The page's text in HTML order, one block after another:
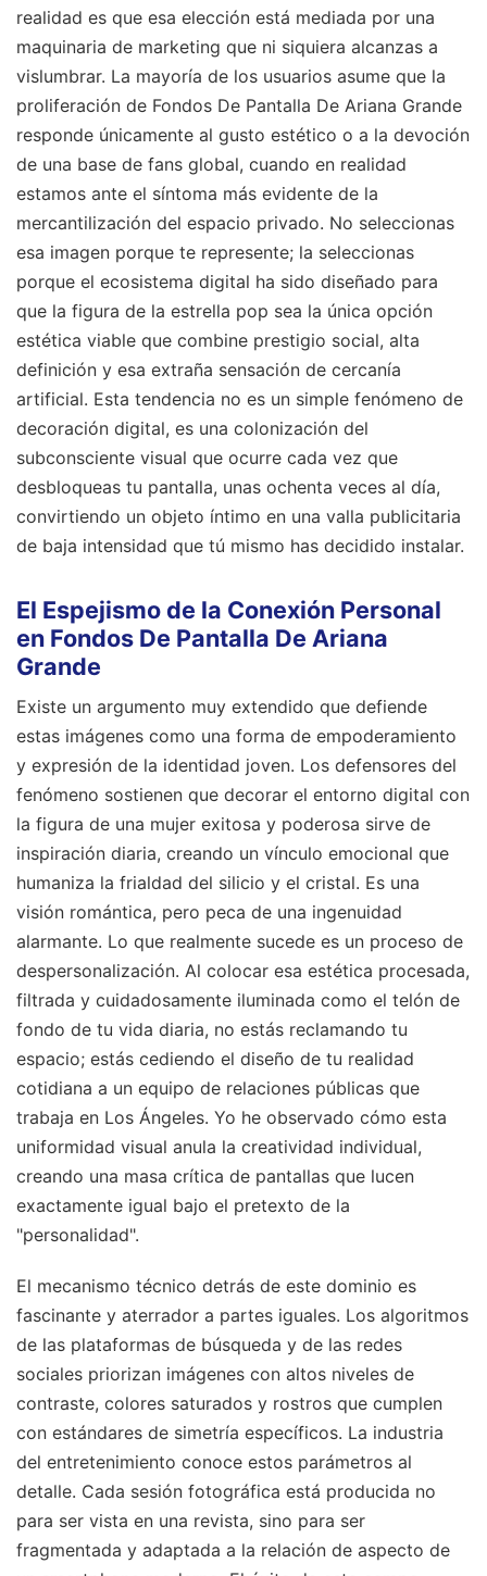
realidad es que esa elección está mediada por una
maquinaria de marketing que ni siquiera alcanzas a
vislumbrar. La mayoría de los usuarios asume que la
proliferación de Fondos De Pantalla De Ariana Grande
responde únicamente al gusto estético o a la devoción
de una base de fans global, cuando en realidad
estamos ante el síntoma más evidente de la
mercantilización del espacio privado. No seleccionas
esa imagen porque te represente; la seleccionas
porque el ecosistema digital ha sido diseñado para
que la figura de la estrella pop sea la única opción
estética viable que combine prestigio social, alta
definición y esa extraña sensación de cercanía
artificial. Esta tendencia no es un simple fenómeno de
decoración digital, es una colonización del
subconsciente visual que ocurre cada vez que
desbloqueas tu pantalla, unas ochenta veces al día,
convirtiendo un objeto íntimo en una valla publicitaria
de baja intensidad que tú mismo has decidido instalar.
El Espejismo de la Conexión Personal
en Fondos De Pantalla De Ariana
Grande
Existe un argumento muy extendido que defiende
estas imágenes como una forma de empoderamiento
y expresión de la identidad joven. Los defensores del
fenómeno sostienen que decorar el entorno digital con
la figura de una mujer exitosa y poderosa sirve de
inspiración diaria, creando un vínculo emocional que
humaniza la frialdad del silicio y el cristal. Es una
visión romántica, pero peca de una ingenuidad
alarmante. Lo que realmente sucede es un proceso de
despersonalización. Al colocar esa estética procesada,
filtrada y cuidadosamente iluminada como el telón de
fondo de tu vida diaria, no estás reclamando tu
espacio; estás cediendo el diseño de tu realidad
cotidiana a un equipo de relaciones públicas que
trabaja en Los Ángeles. Yo he observado cómo esta
uniformidad visual anula la creatividad individual,
creando una masa crítica de pantallas que lucen
exactamente igual bajo el pretexto de la
"personalidad".
El mecanismo técnico detrás de este dominio es
fascinante y aterrador a partes iguales. Los algoritmos
de las plataformas de búsqueda y de las redes
sociales priorizan imágenes con altos niveles de
contraste, colores saturados y rostros que cumplen
con estándares de simetría específicos. La industria
del entretenimiento conoce estos parámetros al
detalle. Cada sesión fotográfica está producida no
para ser vista en una revista, sino para ser
fragmentada y adaptada a la relación de aspecto de